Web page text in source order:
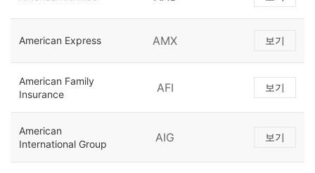
American Express AMX 보기
American Family
Insurance
AFI 보기
American
International Group
AIG 보기